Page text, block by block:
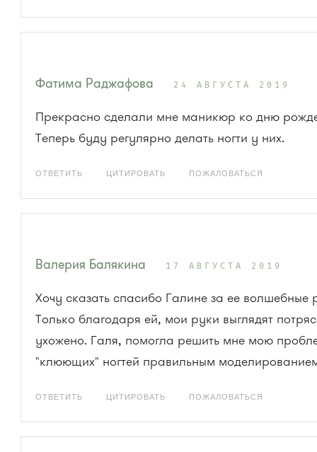
Фатима Раджафова 24 АВГУСТА 2019
Прекрасно сделали мне маникюр ко дню
Теперь буду регулярно делать ногти у них.
ОТВЕТИТЬ ЦИТИРОВАТЬ ПОЖАЛОВАТЬСЯ
Валерия Балякина 17 АВГУСТА 2019
Хочу сказать спасибо Галине за ее волшебные
Только благодаря ей, мои руки выглядят
ухожено. Галя, помогла решить мне мою
"клюющих" ногтей правильным
ОТВЕТИТЬ ЦИТИРОВАТЬ ПОЖАЛОВАТЬСЯ